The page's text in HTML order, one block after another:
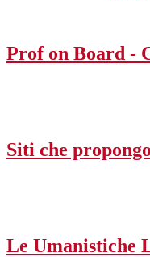
Prof on Board -
Siti che
Le Umanistiche